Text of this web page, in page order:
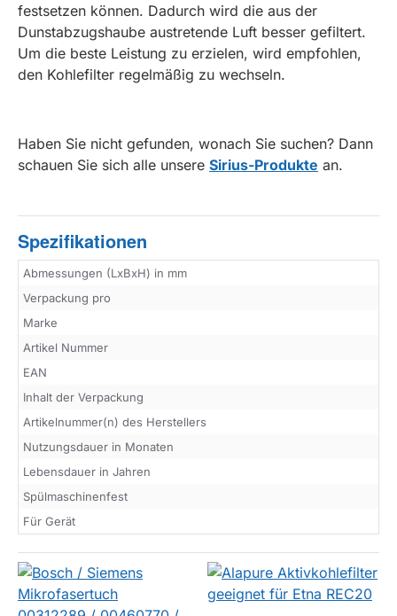
festsetzen können. Dadurch wird die aus der
Dunstabzugshaube austretende Luft besser gefiltert.
Um die beste Leistung zu erzielen, wird empfohlen,
den Kohlefilter regelmäßig zu wechseln.
Haben Sie nicht gefunden, wonach Sie suchen? Dann
schauen Sie sich alle unsere Sirius-Produkte an.
Spezifikationen
Abmessungen (LxBxH) in mm
Verpackung pro
Marke
Artikel Nummer
EAN
Inhalt der Verpackung
Artikelnummer(n) des Herstellers
Nutzungsdauer in Monaten
Lebensdauer in Jahren
Spülmaschinenfest
Für Gerät